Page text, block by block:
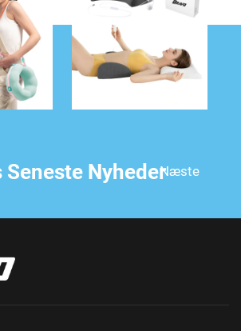
Seneste NyhederNæste